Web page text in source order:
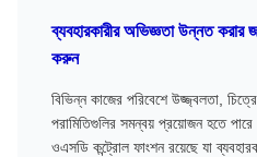
ব্যবহারকারীর অভিজ্ঞতা উন্নত করার
করুন
বিভিন্ন কাজের পরিবেশে উজ্জ্বলতা,
পরামিতিগুলির সমন্বয় প্রয়োজন হতে
ওএসডি কন্ট্রোল ফাংশন রয়েছে যা